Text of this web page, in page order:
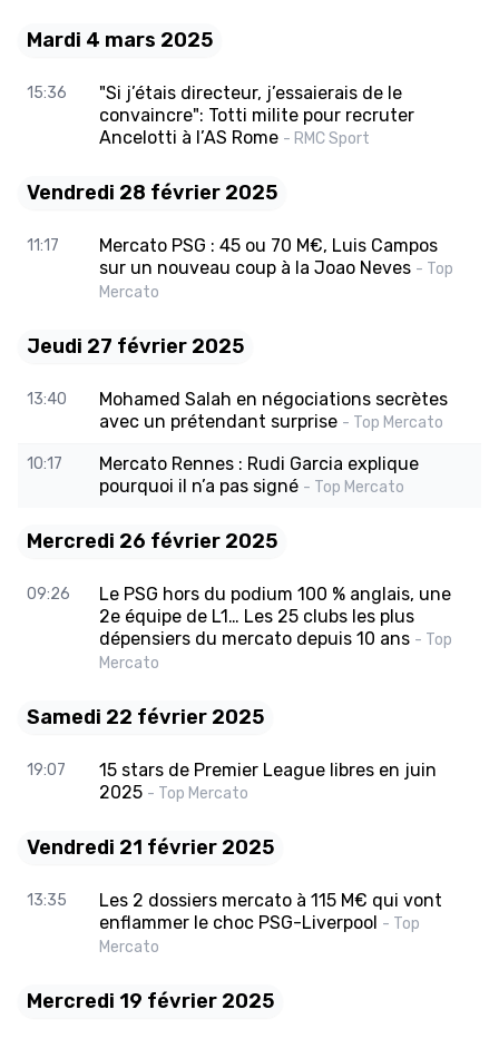
Mardi 4 mars 2025
15:36
"Si j’étais directeur, j’essaierais de le
convaincre": Totti milite pour recruter
Ancelotti à l’AS Rome - RMC Sport
Vendredi 28 février 2025
11:17
Mercato PSG : 45 ou 70 M€, Luis Campos
sur un nouveau coup à la Joao Neves - Top
Mercato
Jeudi 27 février 2025
13:40
Mohamed Salah en négociations secrètes
avec un prétendant surprise - Top Mercato
10:17
Mercato Rennes : Rudi Garcia explique
pourquoi il n’a pas signé - Top Mercato
Mercredi 26 février 2025
09:26
Le PSG hors du podium 100 % anglais, une
2e équipe de L1… Les 25 clubs les plus
dépensiers du mercato depuis 10 ans - Top
Mercato
Samedi 22 février 2025
19:07
15 stars de Premier League libres en juin
2025 - Top Mercato
Vendredi 21 février 2025
13:35
Les 2 dossiers mercato à 115 M€ qui vont
enflammer le choc PSG-Liverpool - Top
Mercato
Mercredi 19 février 2025